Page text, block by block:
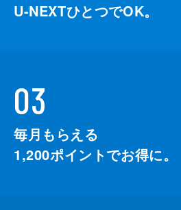
U-NEXTひとつでOK。
03
毎月もらえる
1,200ポイントでお得に。